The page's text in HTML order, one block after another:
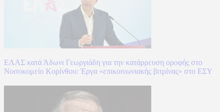
ΕΛΑΣ κατά Άδωνι Γεωργιάδη για την κατάρρευση οροφής στο
Νοσοκομείο Κορίνθου: Έργα «επικοινωνιακής βιτρίνας» στο ΕΣΥ